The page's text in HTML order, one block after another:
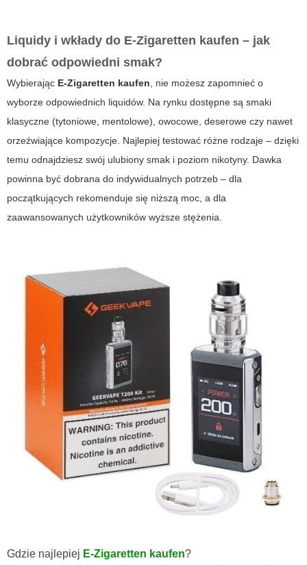
Liquidy i wkłady do E-Zigaretten kaufen – jak
dobrać odpowiedni smak?
Wybierając E-Zigaretten kaufen , nie możesz zapomnieć o
wyborze odpowiednich liquidów. Na rynku dostępne są smaki
klasyczne (tytoniowe, mentolowe), owocowe, deserowe czy nawet
orzeźwiające kompozycje. Najlepiej testować różne rodzaje – dzięki
temu odnajdziesz swój ulubiony smak i poziom nikotyny. Dawka
powinna być dobrana do indywidualnych potrzeb – dla
początkujących rekomenduje się niższą moc, a dla
zaawansowanych użytkowników wyższe stężenia.
Gdzie najlepiej E-Zigaretten kaufen?